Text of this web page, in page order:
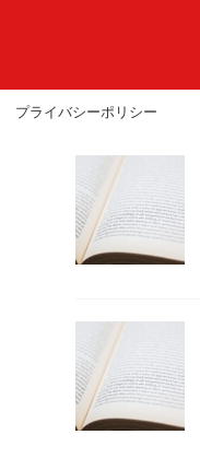
プライバシーポリシー